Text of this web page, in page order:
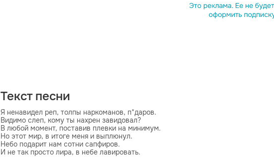
Текст песни
Я ненавидел реп, толпы наркоманов, п*даров.
Видимо слеп, кому ты нахрен завидовал?
В любой момент, поставив плевки на минимум.
Но этот мир, в итоге меня и выплюнул.
Небо подарит нам сотни сапфиров.
И не так просто лира, в небе лавировать.